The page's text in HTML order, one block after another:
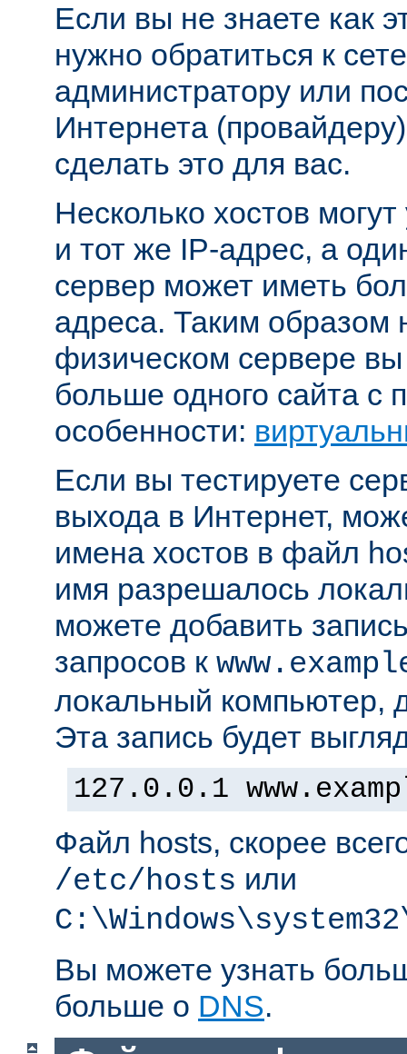
Если вы не знаете как
нужно обратиться к
администратору или
Интернета
сделать это для вас.
Несколько хостов
и тот же IP-адрес, а
сервер может иметь
адреса. Таким образом
физическом сервере
больше одного сайта с
особенности:
Если вы тестируете
выхода в Интернет,
имена хостов в файл
имя разрешалось
можете добавить
запросов к
локальный компьютер,
Эта запись будет
127.0.0.1
Файл hosts, скорее
/etc/hosts или
Вы можете узнать
больше о DNS.